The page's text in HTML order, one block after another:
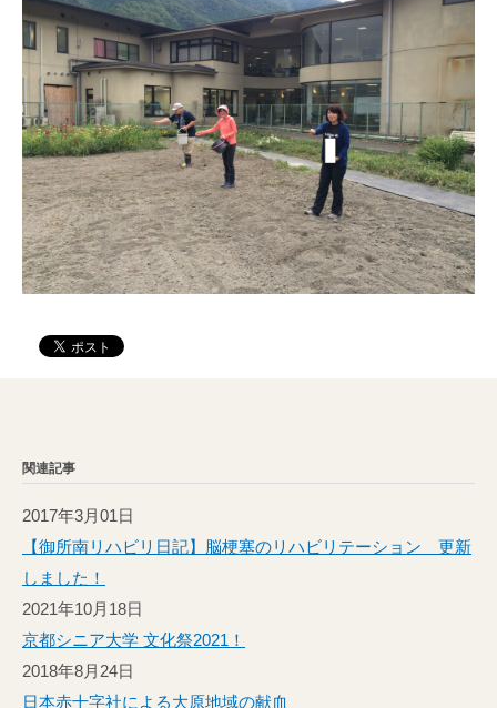
関連記事
2017年3月01日
【御所南リハビリ日記】脳梗塞のリハビリテーション 更新
しました！
2021年10月18日
京都シニア大学 文化祭2021！
2018年8月24日
日本赤十字社による大原地域の献血